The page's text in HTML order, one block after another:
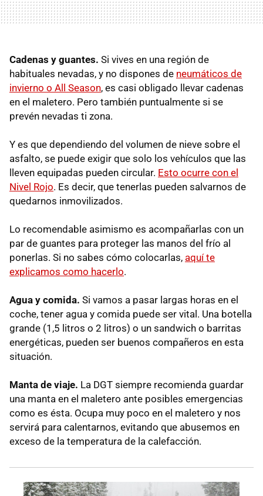
Cadenas y guantes. Si vives en una región de
habituales nevadas, y no dispones de neumáticos de
invierno o All Season, es casi obligado llevar cadenas
en el maletero. Pero también puntualmente si se
prevén nevadas ti zona.
Y es que dependiendo del volumen de nieve sobre el
asfalto, se puede exigir que solo los vehículos que las
lleven equipadas pueden circular. Esto ocurre con el
Nivel Rojo. Es decir, que tenerlas pueden salvarnos de
quedarnos inmovilizados.
Lo recomendable asimismo es acompañarlas con un
par de guantes para proteger las manos del frío al
ponerlas. Si no sabes cómo colocarlas, aquí te
explicamos como hacerlo.
Agua y comida. Si vamos a pasar largas horas en el
coche, tener agua y comida puede ser vital. Una botella
grande (1,5 litros o 2 litros) o un sandwich o barritas
energéticas, pueden ser buenos compañeros en esta
situación.
Manta de viaje. La DGT siempre recomienda guardar
una manta en el maletero ante posibles emergencias
como es ésta. Ocupa muy poco en el maletero y nos
servirá para calentarnos, evitando que abusemos en
exceso de la temperatura de la calefacción.